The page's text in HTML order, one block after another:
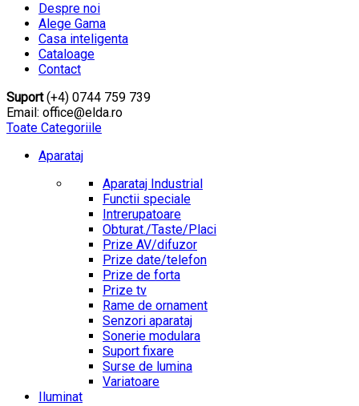
Despre noi
Alege Gama
Casa inteligenta
Cataloage
Contact
Suport(+4) 0744 759 739
Email: office@elda.ro
Toate Categoriile
Aparataj
Aparataj Industrial
Functii speciale
Intrerupatoare
Obturat./Taste/Placi
Prize AV/difuzor
Prize date/telefon
Prize de forta
Prize tv
Rame de ornament
Senzori aparataj
Sonerie modulara
Suport fixare
Surse de lumina
Variatoare
Iluminat